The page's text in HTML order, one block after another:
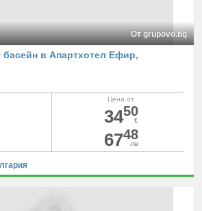
От grupovo.bg
басейн в Апартхотел Ефир,
Цена от
3450
€
6748
лв